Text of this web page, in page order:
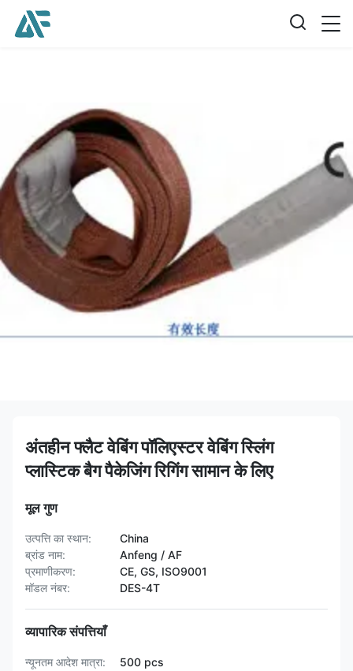
अंतहीन फ्लैट वेबिंग पॉलिएस्टर वेबिंग स्लिंग
प्लास्टिक बैग पैकेजिंग रिगिंग सामान के लिए
मूल गुण
उत्पत्ति का स्थान:
China
ब्रांड नाम:
Anfeng / AF
प्रमाणीकरण:
CE, GS, ISO9001
मॉडल नंबर:
DES-4T
व्यापारिक संपत्तियाँ
न्यूनतम आदेश मात्रा:
500 pcs